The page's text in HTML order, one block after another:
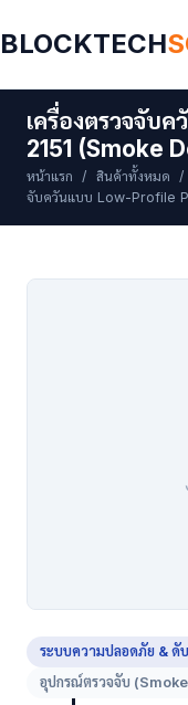
BLOCKTECH
เครื่องตรวจจับ
2151 (Smoke
หน้าแรก / สินค้าทั้งหมด /
จับควันแบบ Low-Profile
ระบบความปลอดภัย & ดั
อุปกรณ์ตรวจจับ